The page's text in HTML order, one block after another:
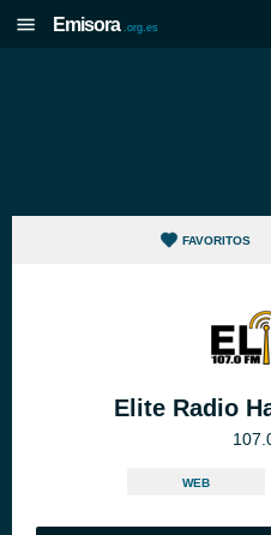
Emisora .org.es
FAVORITOS
Elite Radio
WEB